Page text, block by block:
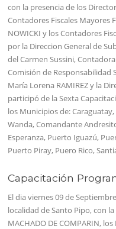
con la presencia de los
Contadores Fiscales Mayores
NOWICKI y los Contadores
por la Direccion General de
del Carmen Sussini,
Comisión de Responsabilidad
María Lorena RAMIREZ y la
participó de la Sexta
los Municipios de:
Wanda, Comandante
Esperanza, Puerto Iguazú,
Puerto Piray, Puero Rico,
Capacitación
El dia viernes 09 de
localidad de Santo Pipo, con la
MACHADO DE COMPARIN,